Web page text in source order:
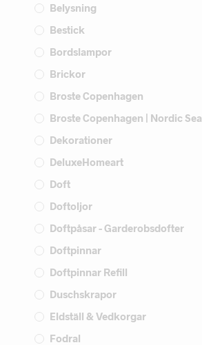
Belysning
Bestick
Bordslampor
Brickor
Broste Copenhagen
Broste Copenhagen | Nordic Sea
Dekorationer
DeluxeHomeart
Doft
Doftoljor
Doftpåsar - Garderobsdofter
Doftpinnar
Doftpinnar Refill
Duschskrapor
Eldställ & Vedkorgar
Fodral